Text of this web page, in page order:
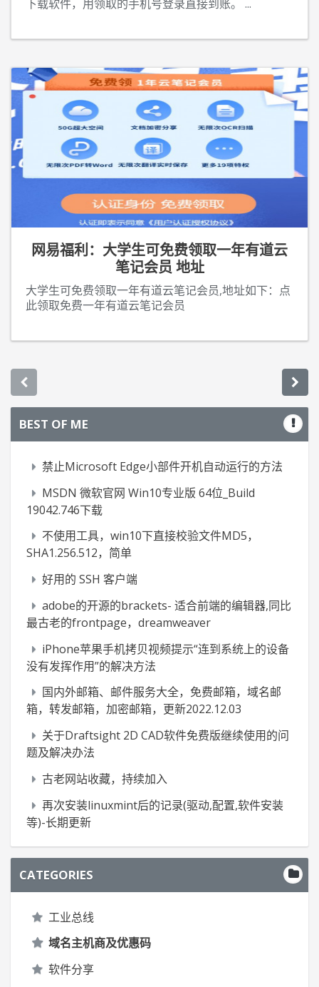
下载软件，用领取的手机号登录直接到账。 ...
网易福利：大学生可免费领取一年有道云
笔记会员 地址
大学生可免费领取一年有道云笔记会员,地址如下：点
此领取免费一年有道云笔记会员
BEST OF ME
禁止Microsoft Edge小部件开机自动运行的方法
MSDN 微软官网 Win10专业版 64位_Build
19042.746下载
不使用工具，win10下直接校验文件MD5，
SHA1.256.512，简单
好用的 SSH 客户端
adobe的开源的brackets- 适合前端的编辑器,同比
最古老的frontpage，dreamweaver
iPhone苹果手机拷贝视频提示“连到系统上的设备
没有发挥作用”的解决方法
国内外邮箱、邮件服务大全，免费邮箱，域名邮
箱，转发邮箱，加密邮箱，更新2022.12.03
关于Draftsight 2D CAD软件免费版继续使用的问
题及解决办法
古老网站收藏，持续加入
再次安装linuxmint后的记录(驱动,配置,软件安装
等)-长期更新
CATEGORIES
工业总线
域名主机商及优惠码
软件分享